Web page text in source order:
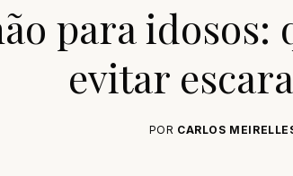
para
evitar
POR CARLOS